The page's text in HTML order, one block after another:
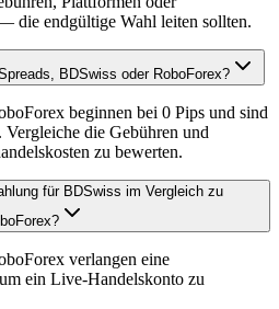
die endgültige Wahl leiten sollten.
BDSwiss oder RoboForex?
beginnen bei 0 Pips und sind
die Gebühren und
zu bewerten.
für BDSwiss im Vergleich zu
verlangen eine
ein Live-Handelskonto zu